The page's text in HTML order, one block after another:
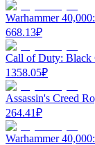
Warhammer
668.13₽
Call of Duty: Black
1358.05₽
Assassin's Creed
264.41₽
Warhammer